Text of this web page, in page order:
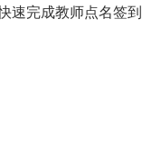
速完成教师点名签到